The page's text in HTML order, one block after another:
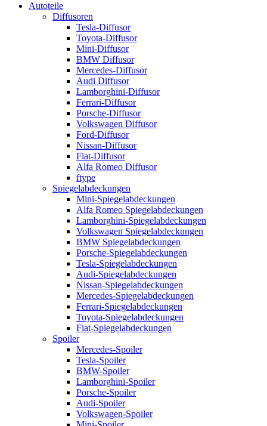
Autoteile
Diffusoren
Tesla-Diffusor
Toyota-Diffusor
Mini-Diffusor
BMW Diffusor
Mercedes-Diffusor
Audi Diffusor
Lamborghini-Diffusor
Ferrari-Diffusor
Porsche-Diffusor
Volkswagen Diffusor
Ford-Diffusor
Nissan-Diffusor
Fiat-Diffusor
Alfa Romeo Diffusor
ftype
Spiegelabdeckungen
Mini-Spiegelabdeckungen
Alfa Romeo Spiegelabdeckungen
Lamborghini-Spiegelabdeckungen
Volkswagen Spiegelabdeckungen
BMW Spiegelabdeckungen
Porsche-Spiegelabdeckungen
Tesla-Spiegelabdeckungen
Audi-Spiegelabdeckungen
Nissan-Spiegelabdeckungen
Mercedes-Spiegelabdeckungen
Ferrari-Spiegelabdeckungen
Toyota-Spiegelabdeckungen
Fiat-Spiegelabdeckungen
Spoiler
Mercedes-Spoiler
Tesla-Spoiler
BMW-Spoiler
Lamborghini-Spoiler
Porsche-Spoiler
Audi-Spoiler
Volkswagen-Spoiler